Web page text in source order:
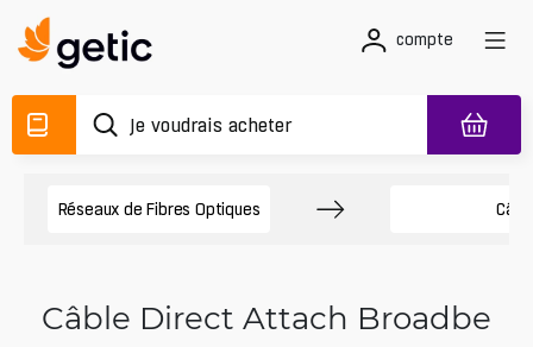
compte
Réseaux de Fibres Optiques
Câble Direct Attach Broadbe